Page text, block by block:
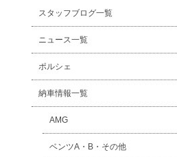
スタッフブログ一覧
ニュース一覧
ポルシェ
納車情報一覧
AMG
ベンツA・B・その他